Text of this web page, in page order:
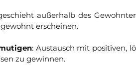
außerhalb des
erscheinen.
: Austausch mit positiven,
zu gewinnen.